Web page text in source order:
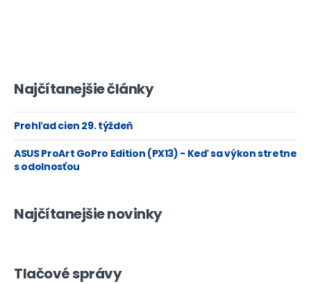
Najčítanejšie články
Prehľad cien 29. týždeň
ASUS ProArt GoPro Edition (PX13) - Keď sa výkon stretne
s odolnosťou
Najčítanejšie novinky
Tlačové správy